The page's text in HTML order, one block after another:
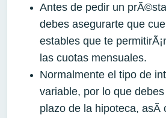
Antes de pedir un
debes asegurarte que
estables que te
las cuotas mensuales.
Normalmente el tipo de
variable, por lo que
plazo de la hipoteca, asÃ­